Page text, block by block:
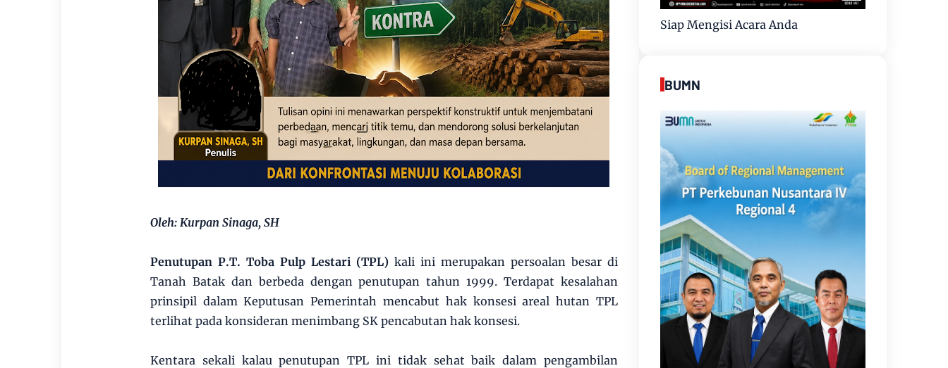
Oleh: Kurpan Sinaga, SH
Penutupan P.T. Toba Pulp Lestari (TPL) kali ini merupakan persoalan besar di
Tanah Batak dan berbeda dengan penutupan tahun 1999. Terdapat kesalahan
prinsipil dalam Keputusan Pemerintah mencabut hak konsesi areal hutan TPL
terlihat pada konsideran menimbang SK pencabutan hak konsesi.
Kentara sekali kalau penutupan TPL ini tidak sehat baik dalam pengambilan
Siap Mengisi Acara Anda
BUMN